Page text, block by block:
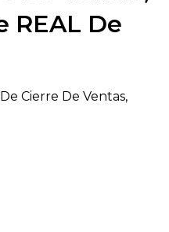
REAL De
Cierre De Ventas,